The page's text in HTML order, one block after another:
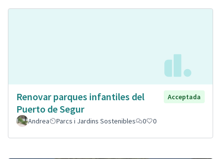
Renovar parques infantiles del
Puerto de Segur
Acceptada
Andrea Parcs i Jardins Sostenibles 0 0